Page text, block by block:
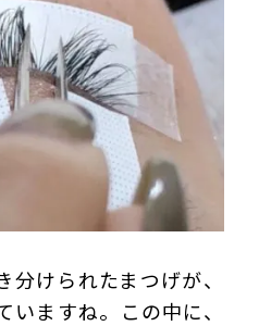
けられたまつげが、
ますね。この中に、